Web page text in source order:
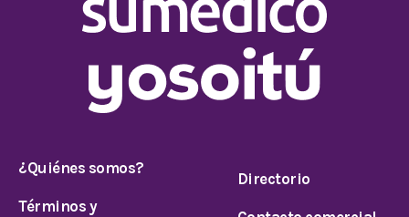
¿Quiénes somos?
Términos y
Directorio